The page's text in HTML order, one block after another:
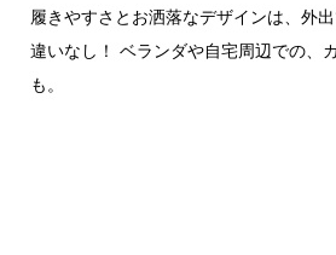
履きやすさとお洒落なデザインは、外
違いなし！ ベランダや自宅周辺での、
も。